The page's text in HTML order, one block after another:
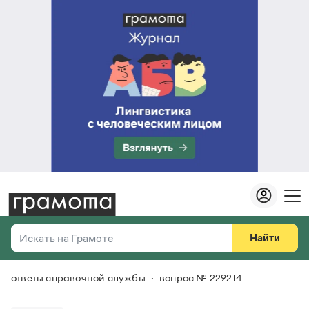
Искать на Грамоте
Справочная служба
Найти
Везде
ответы справочной службы вопрос № 229214